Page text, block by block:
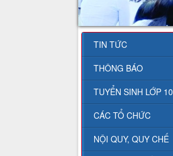
TIN TỨC
THÔNG BÁO
TUYỂN SINH LỚP 10
CÁC TỔ CHỨC
NỘI QUY, QUY CHẾ